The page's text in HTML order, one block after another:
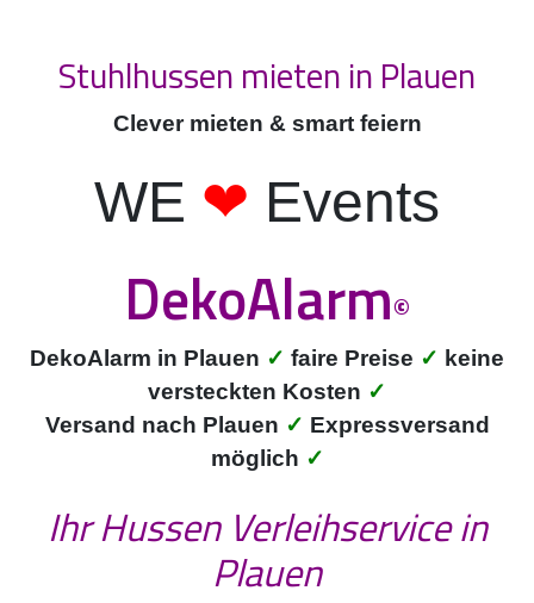
Stuhlhussen mieten in Plauen
Clever mieten & smart feiern
WE ❤ Events
DekoAlarm©
DekoAlarm in Plauen ✓ faire Preise ✓ keine
versteckten Kosten ✓
Versand nach Plauen ✓ Expressversand
möglich ✓
Ihr Hussen Verleihservice in
Plauen